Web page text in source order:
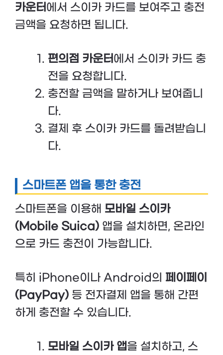
카운터에서 스이카 카드를 보여주고 충전
금액을 요청하면 됩니다.
편의점 카운터에서 스이카 카드 충
전을 요청합니다.
충전할 금액을 말하거나 보여줍니
다.
결제 후 스이카 카드를 돌려받습니
다.
스마트폰 앱을 통한 충전
스마트폰을 이용해 모바일 스이카
(Mobile Suica) 앱을 설치하면, 온라인
으로 카드 충전이 가능합니다.
특히 iPhone이나 Android의 페이페이
(PayPay) 등 전자결제 앱을 통해 간편
하게 충전할 수 있습니다.
모바일 스이카 앱을 설치하고, 스